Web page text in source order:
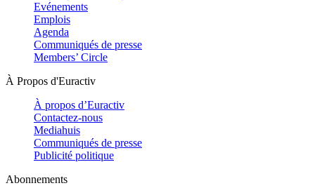
Evénements
Emplois
Agenda
Communiqués de presse
Members’ Circle
À Propos d'Euractiv
À propos d’Euractiv
Contactez-nous
Mediahuis
Communiqués de presse
Publicité politique
Abonnements